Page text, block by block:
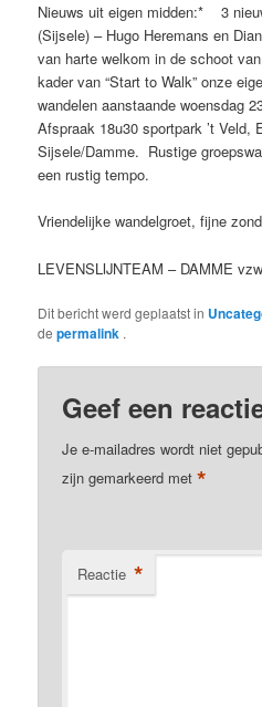
Nieuws uit eigen midden:* 3
(Sijsele) – Hugo Heremans en
van harte welkom in de schoot
kader van “Start to Walk” onze
wandelen aanstaande woensdag
Afspraak 18u30 sportpark ’t Veld,
Sijsele/Damme. Rustige
een rustig tempo.
Vriendelijke wandelgroet, fijne
LEVENSLIJNTEAM – DAMME vzw
Dit bericht werd geplaatst in
depermalink .
Geef een
Je e-mailadres wordt niet
zijn gemarkeerd met*
Reactie *